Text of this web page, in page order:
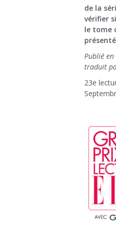
de la
vérifier
le tome
Publié en
traduit
23e